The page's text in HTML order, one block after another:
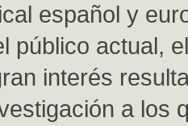
español y
público actual,
interés
a los